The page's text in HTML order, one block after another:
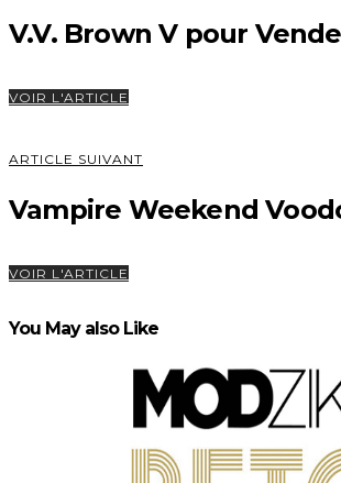
V.V. Brown V pour
VOIR L'ARTICLE
ARTICLE SUIVANT
Vampire Weekend
VOIR L'ARTICLE
You May also Like